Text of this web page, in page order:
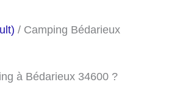
/ Camping Bédarieux
à Bédarieux 34600 ?